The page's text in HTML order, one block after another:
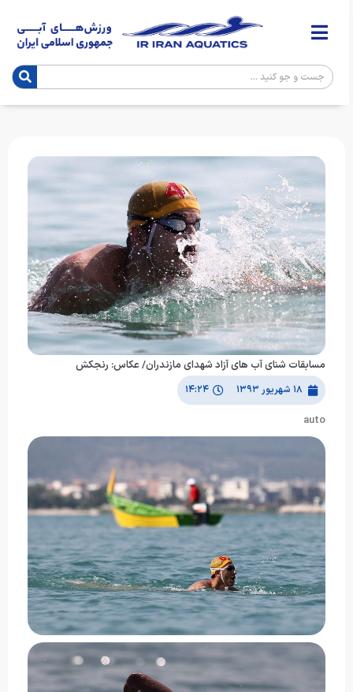
مسابقات شنای آب های آزاد شهدای مازندران/ عکاس: رنجکش
۱۸ شهریور ۱۳۹۳ ۱۴:۲۴
auto